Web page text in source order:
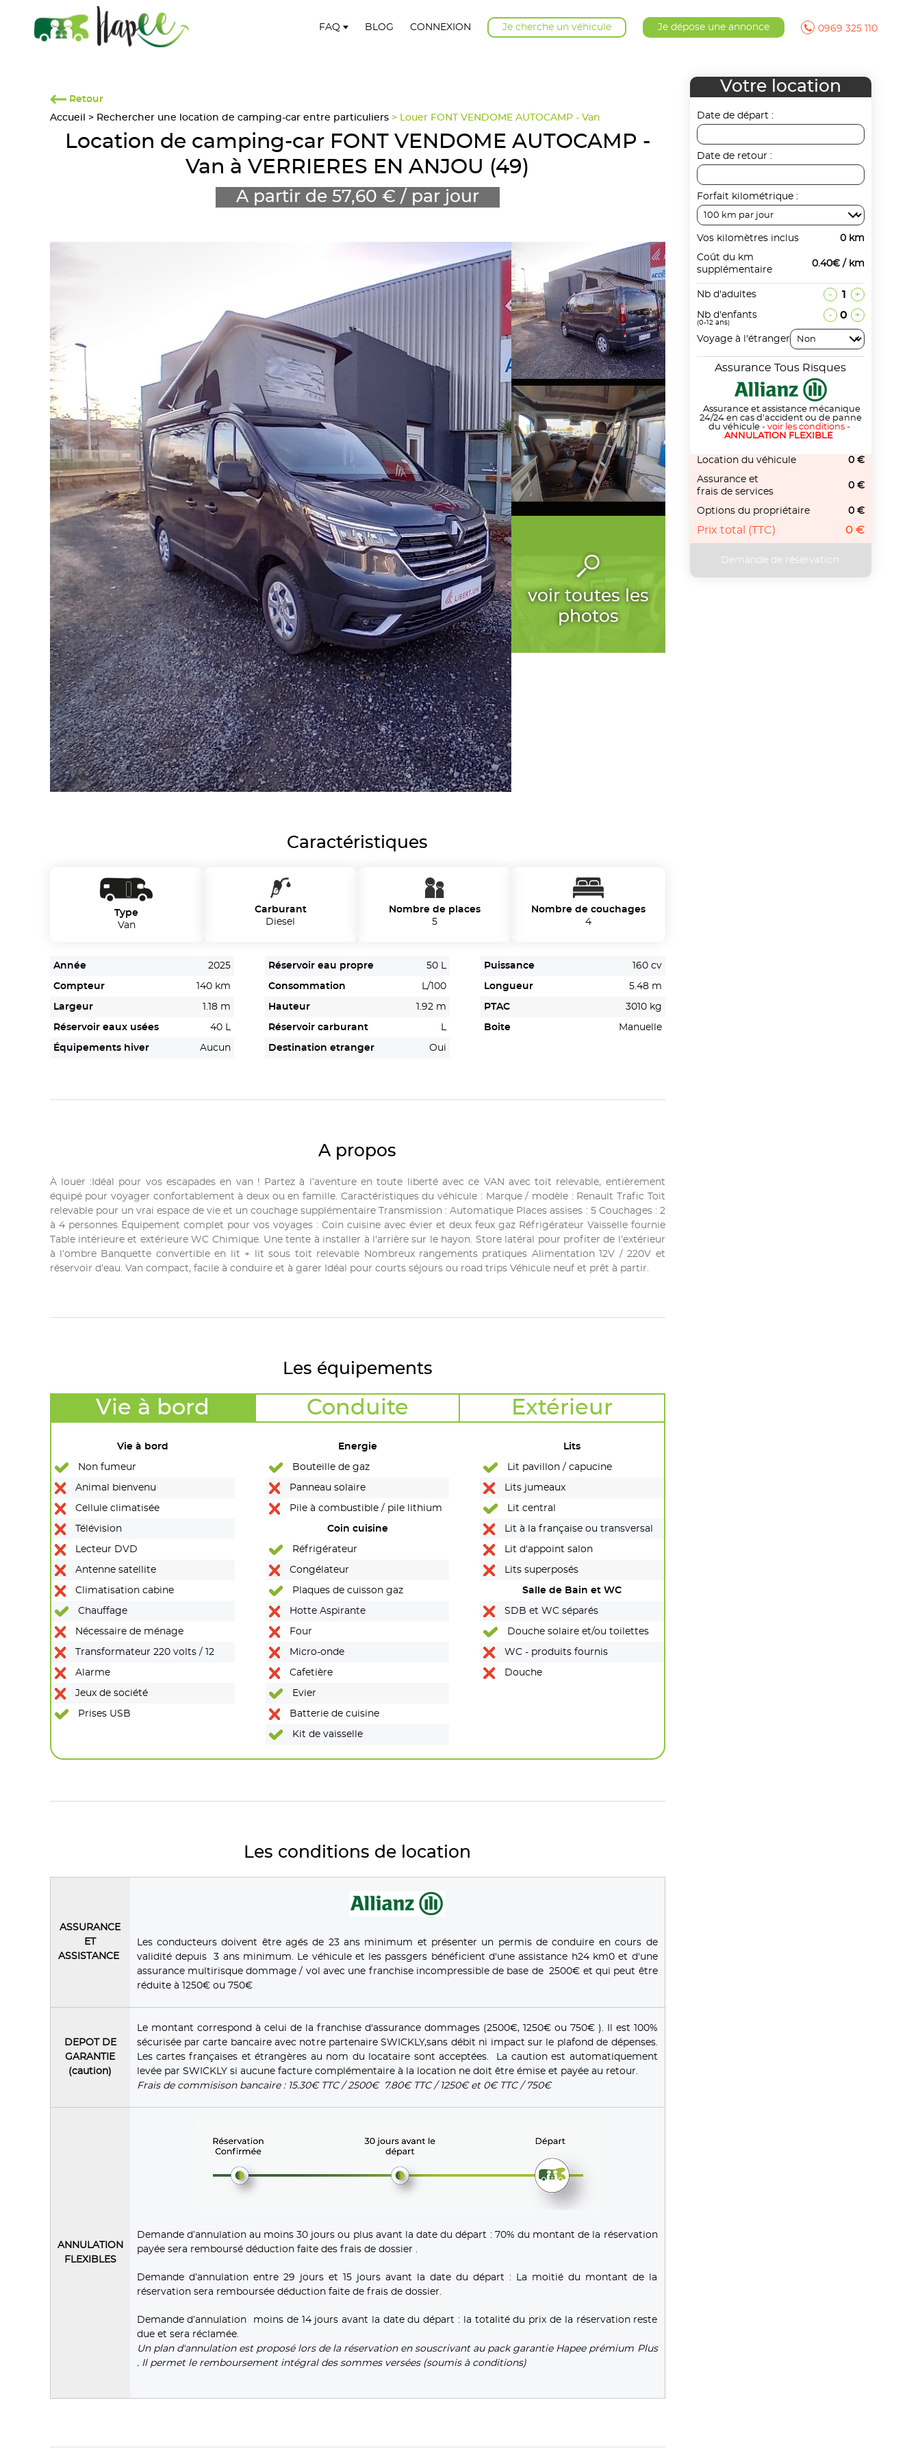
FAQ BLOG CONNEXION Je cherche un véhicule Je dépose une annonce 0969 325 110
Retour
Accueil
> Rechercher une location de camping-car entre particuliers > Louer FONT VENDOME AUTOCAMP - Van
Location de camping-car FONT VENDOME AUTOCAMP -
Van à VERRIERES EN ANJOU (49)
A partir de 57,60 € / par jour
voir toutes les
photos
Caractéristiques
Type
Van
Carburant
Diesel
Nombre de places
5
Nombre de couchages
4
Année 2025 Réservoir eau propre 50 L Puissance 160 cv
Compteur 140 km Consommation L/100 Longueur 5.48 m
Largeur 1.18 m Hauteur 1.92 m PTAC 3010 kg
Réservoir eaux usées 40 L Réservoir carburant L Boite Manuelle
Équipements hiver Aucun Destination etranger Oui
A propos
À louer :Idéal pour vos escapades en van ! Partez à l’aventure en toute liberté avec ce VAN avec toit relevable, entièrement
équipé pour voyager confortablement à deux ou en famille. Caractéristiques du véhicule : Marque / modèle : Renault Trafic Toit
relevable pour un vrai espace de vie et un couchage supplémentaire Transmission : Automatique Places assises : 5 Couchages : 2
à 4 personnes Équipement complet pour vos voyages : Coin cuisine avec évier et deux feux gaz Réfrigérateur Vaisselle fournie
Table intérieure et extérieure WC Chimique. Une tente à installer à l'arrière sur le hayon. Store latéral pour profiter de l’extérieur
à l’ombre Banquette convertible en lit + lit sous toit relevable Nombreux rangements pratiques Alimentation 12V / 220V et
réservoir d’eau. Van compact, facile à conduire et à garer Idéal pour courts séjours ou road trips Véhicule neuf et prêt à partir.
Les équipements
Vie à bord Conduite Extérieur
Vie à bord
Non fumeur
Animal bienvenu
Cellule climatisée
Télévision
Lecteur DVD
Antenne satellite
Climatisation cabine
Chauffage
Nécessaire de ménage
Transformateur 220 volts / 12
Alarme
Jeux de société
Prises USB
Energie
Bouteille de gaz
Panneau solaire
Pile à combustible / pile lithium
Coin cuisine
Réfrigérateur
Congélateur
Plaques de cuisson gaz
Hotte Aspirante
Four
Micro-onde
Cafetière
Evier
Batterie de cuisine
Kit de vaisselle
Lits
Lit pavillon / capucine
Lits jumeaux
Lit central
Lit à la française ou transversal
Lit d'appoint salon
Lits superposés
Salle de Bain et WC
SDB et WC séparés
Douche solaire et/ou toilettes
portables (Van)
WC - produits fournis
Douche
Les conditions de location
ASSURANCE
ET
ASSISTANCE
Les conducteurs doivent être agés de 23 ans minimum et présenter un permis de conduire en cours de
validité depuis 3 ans minimum. Le véhicule et les passgers bénéficient d'une assistance h24 km0 et d'une
assurance multirisque dommage / vol avec une franchise incompressible de base de 2500€ et qui peut être
réduite à 1250€ ou 750€
DEPOT DE
GARANTIE
(caution)
Le montant correspond à celui de la franchise d'assurance dommages (2500€, 1250€ ou 750€ ). Il est 100%
sécurisée par carte bancaire avec notre partenaire SWICKLY,sans débit ni impact sur le plafond de dépenses.
Les cartes françaises et étrangères au nom du locataire sont acceptées. La caution est automatiquement
levée par SWICKLY si aucune facture complémentaire à la location ne doit être émise et payée au retour.
Frais de commisison bancaire : 15.30€ TTC / 2500€ 7.80€ TTC / 1250€ et 0€ TTC / 750€
ANNULATION
FLEXIBLES
Demande d’annulation au moins 30 jours ou plus avant la date du départ : 70% du montant de la réservation
payée sera remboursé déduction faite des frais de dossier .
Demande d’annulation entre 29 jours et 15 jours avant la date du départ : La moitié du montant de la
réservation sera remboursée déduction faite de frais de dossier.
Demande d’annulation moins de 14 jours avant la date du départ : la totalité du prix de la réservation reste
due et sera réclamée.
Un plan d'annulation est proposé lors de la réservation en souscrivant au pack garantie Hapee prémium Plus
. Il permet le remboursement intégral des sommes versées (soumis à conditions)
Votre location
Date de départ :
Date de retour :
Forfait kilométrique :
Vos kilomètres inclus
0 km
Coût du km
supplémentaire
0.40€ / km
Nb d'adultes - 1 +
Nb d'enfants
(0-12 ans)
- 0 +
Voyage à l'étranger
Assurance Tous Risques
Assurance et assistance mécanique
24/24 en cas d'accident ou de panne
du véhicule-voir les conditions -
ANNULATION FLEXIBLE
Location du véhicule
0 €
Assurance et
frais de services
0 €
Options du propriétaire 0 €
Prix total (TTC) 0 €